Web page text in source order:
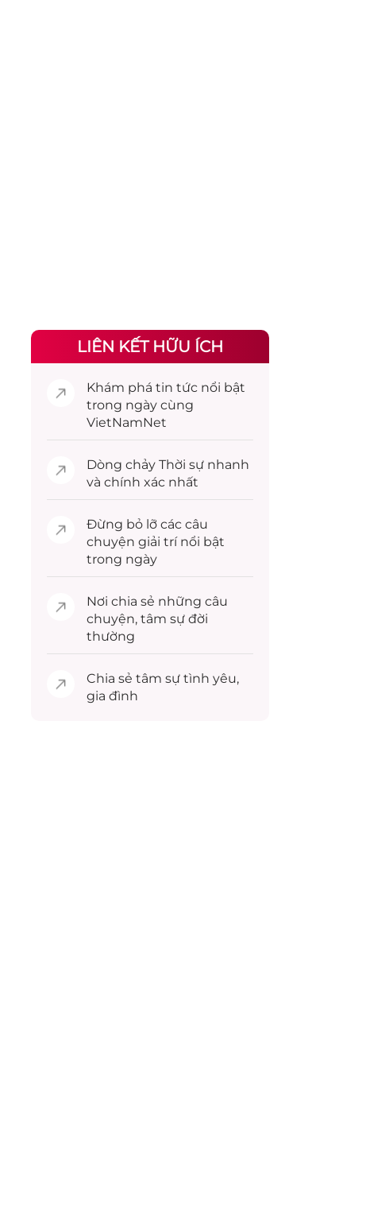
LIÊN KẾT HỮU ÍCH
Khám phá tin tức nổi bật
trong ngày cùng
VietNamNet
Dòng chảy Thời sự nhanh
và chính xác nhất
Đừng bỏ lỡ các câu
chuyện giải trínổi bật
trong ngày
Nơi chia sẻ những câu
chuyện, tâm sự đời
thường
Chia sẻ tâm sự tình yêu,
gia đình